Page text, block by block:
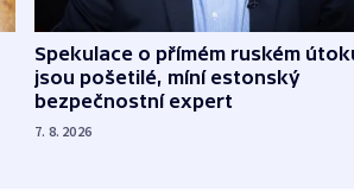
Spekulace o přímém ruském
jsou pošetilé, míní estonský
bezpečnostní expert
7. 8. 2026